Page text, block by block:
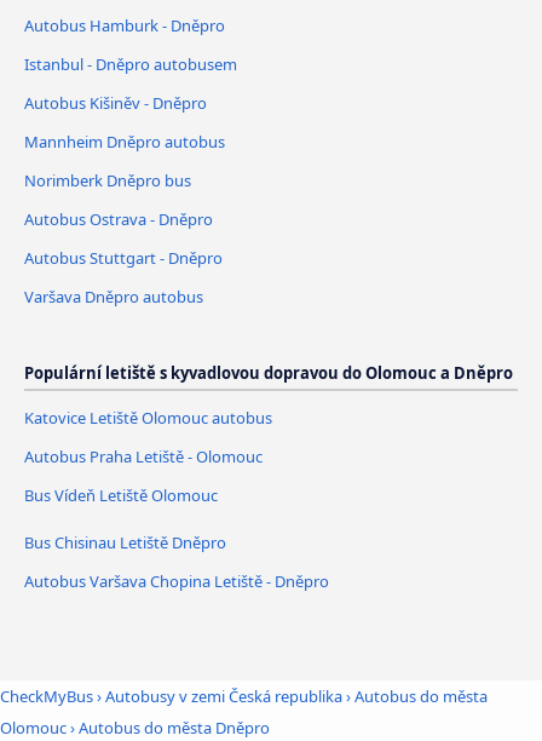
Autobus Hamburk - Dněpro
Istanbul - Dněpro autobusem
Autobus Kišiněv - Dněpro
Mannheim Dněpro autobus
Norimberk Dněpro bus
Autobus Ostrava - Dněpro
Autobus Stuttgart - Dněpro
Varšava Dněpro autobus
Populární letiště s kyvadlovou dopravou do Olomouc a Dněpro
Katovice Letiště Olomouc autobus
Autobus Praha Letiště - Olomouc
Bus Vídeň Letiště Olomouc
Bus Chisinau Letiště Dněpro
Autobus Varšava Chopina Letiště - Dněpro
CheckMyBus›Autobusy v zemi Česká republika›Autobus do města
Olomouc›Autobus do města Dněpro